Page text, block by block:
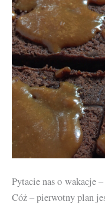
Pytacie nas o wakacje
Cóż – pierwotny plan